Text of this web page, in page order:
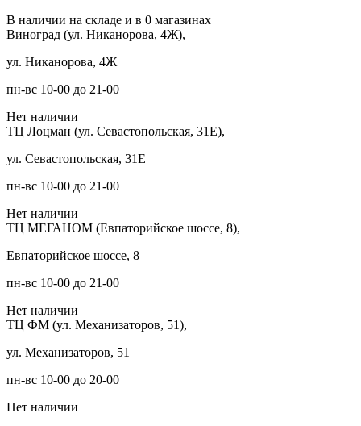
В наличии на складе и в 0 магазинах
Виноград (ул. Никанорова, 4Ж),
ул. Никанорова, 4Ж
пн-вс 10-00 до 21-00
Нет наличии
ТЦ Лоцман (ул. Севастопольская, 31Е),
ул. Севастопольская, 31Е
пн-вс 10-00 до 21-00
Нет наличии
ТЦ МЕГАНОМ (Евпаторийское шоссе, 8),
Евпаторийское шоссе, 8
пн-вс 10-00 до 21-00
Нет наличии
ТЦ ФМ (ул. Механизаторов, 51),
ул. Механизаторов, 51
пн-вс 10-00 до 20-00
Нет наличии